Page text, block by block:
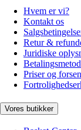
Hvem er vi?
Kontakt os
Retur &
Juridiske
Priser og
Vores butikker